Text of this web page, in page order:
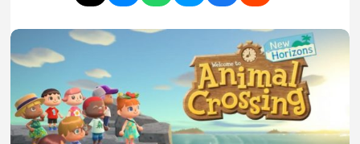
Chiffres de ventes
Rumeurs
Nintendo Direct